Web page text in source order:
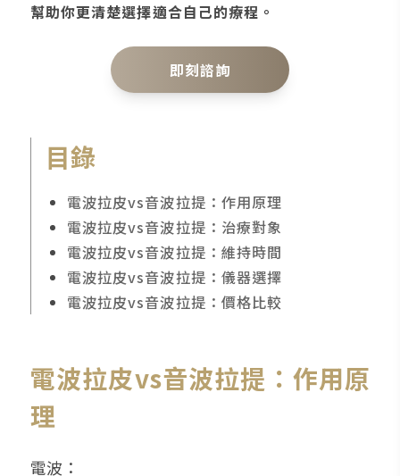
幫助你更清楚選擇適合自己的療程。
即刻諮詢
目錄
電波拉皮vs音波拉提：作用原理
電波拉皮vs音波拉提：治療對象
電波拉皮vs音波拉提：維持時間
電波拉皮vs音波拉提：儀器選擇
電波拉皮vs音波拉提：價格比較
電波拉皮vs音波拉提：作用原
理
電波：